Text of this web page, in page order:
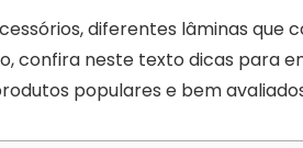
diferentes lâminas que
confira neste texto dicas para
populares e bem